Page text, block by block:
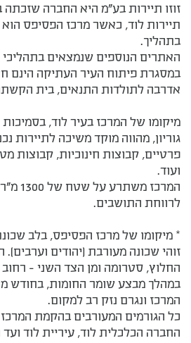
זוזו תיירות בע"מ היא החברה שזכתה
תיירות לוד, כאשר מרכז הפסיפס
בתהליך.
האתרים הנוספים שנמצאים
במסגרת פיתוח העיר העתיקה הינם
אדרבה לתולדות התנאים, בית
מיקומו של המרכז בעיר לוד,
גוריון, מהווה מוקד משיכה לתיירות
פרטיים, קבוצות חינוכיות, קבוצות
ועוד.
המרכז
לרווחת התושבים.
* מיקומו של מרכז הפסיפס, בלב
זוהי שכונה מעורבת (יהודים וערבים).
החלוץ, סטרומה ומן הצד השני -
המרכז ונגרם נזק רב למקום.
כל הגורמים המעורבים בהקמת
החברה הכלכלית לוד, עיריית לוד